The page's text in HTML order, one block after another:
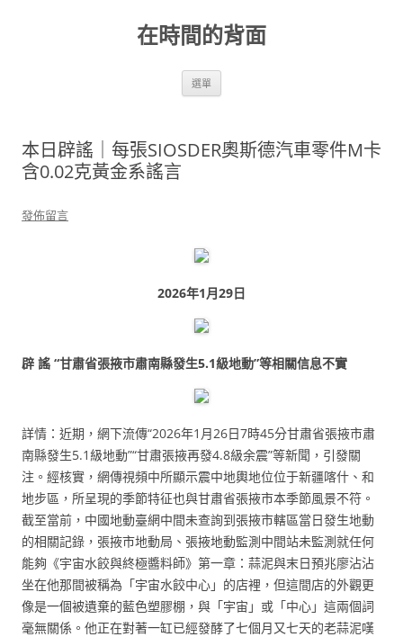
在時間的背面
選單
本日辟謠｜每張SIOSDER奧斯德汽車零件M卡
含0.02克黃金系謠言
發佈留言
2026年1月29日
辟 謠 “甘肅省張掖市肅南縣發生5.1級地動”等相關信息不實
詳情：近期，網下流傳“2026年1月26日7時45分甘肅省張掖市肅
南縣發生5.1級地動”“甘肅張掖再發4.8級余震”等新聞，引發關
注。經核實，網傳視頻中所顯示震中地輿地位位于新疆喀什、和
地步區，所呈現的季節特征也與甘肅省張掖市本季節風景不符。
截至當前，中國地動臺網中間未查詢到張掖市轄區當日發生地動
的相關記錄，張掖市地動局、張掖地動監測中間站未監測就任何
能夠《宇宙水餃與終極醬料師》第一章：蒜泥與末日預兆廖沾沾
坐在他那間被稱為「宇宙水餃中心」的店裡，但這間店的外觀更
像是一個被遺棄的藍色塑膠棚，與「宇宙」或「中心」這兩個詞
毫無關係。他正在對著一缸已經發酵了七個月又七天的老蒜泥嘆